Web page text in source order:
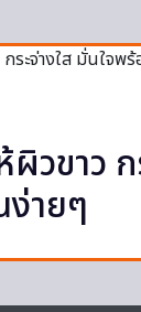
ผิวขาว
ายๆ